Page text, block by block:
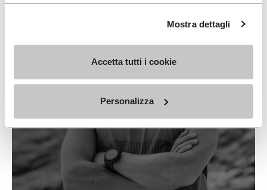
Mostra dettagli
Accetta tutti i cookie
Personalizza